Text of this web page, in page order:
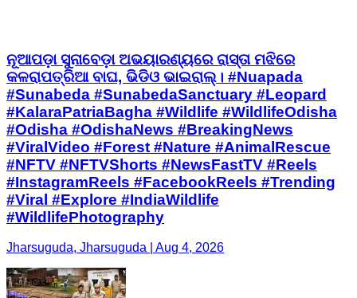
ନୂଆପଡ଼ା ସୁନାବେଡ଼ା ଅଭୟାରଣ୍ୟରେ ରାସ୍ତା ମଝିରେ
କଳରାପତ୍ରିଆ ବାଘ, ଭିଡିଓ ଭାଇରାଲ୍। #Nuapada
#Sunabeda #SunabedaSanctuary #Leopard
#KalaraPatriaBagha #Wildlife #WildlifeOdisha
#Odisha #OdishaNews #BreakingNews
#ViralVideo #Forest #Nature #AnimalRescue
#NFTV #NFTVShorts #NewsFastTV #Reels
#InstagramReels #FacebookReels #Trending
#Viral #Explore #IndiaWildlife
#WildlifePhotography
Jharsuguda, Jharsuguda | Aug 4, 2026